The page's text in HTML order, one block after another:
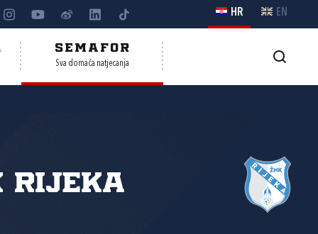
HR EN
SEMAFOR
Sva domaća natjecanja
Rijeka